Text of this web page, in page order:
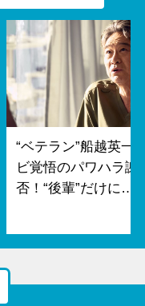
“ベテラン”船越英一
ビ覚悟のパワハラ謝
否！“後輩”だけに…